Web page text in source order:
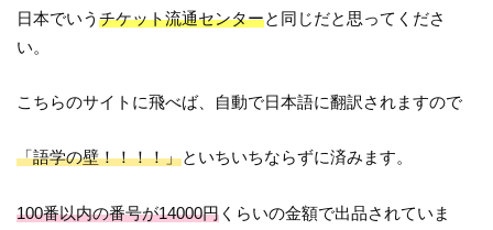
日本でいうチケット流通センターと同じだと思ってくださ
い。
こちらのサイトに飛べば、自動で日本語に翻訳されますので
「語学の壁！！！！」といちいちならずに済みます。
100番以内の番号が14000円 くらいの金額で出品されていま